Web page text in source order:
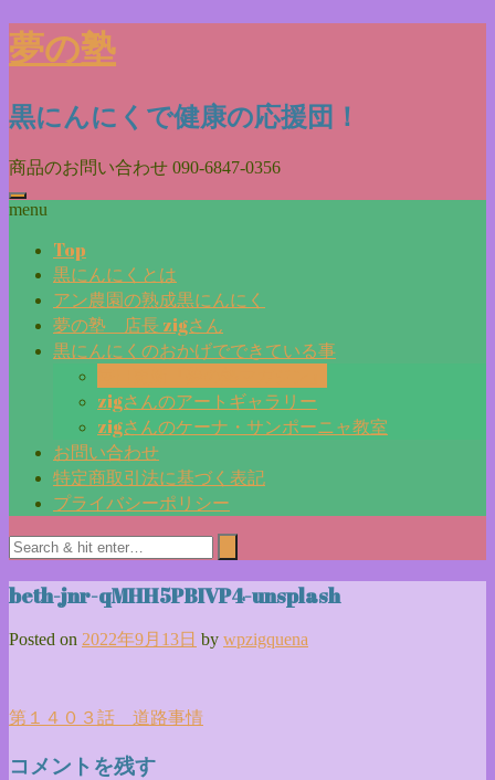
Skip
to
content
夢の塾
黒にんにくで健康の応援団！
商品のお問い合わせ 090-6847-0356
menu
Top
黒にんにくとは
アン農園の熟成黒にんにく
夢の塾 店長 zigさん
黒にんにくのおかげでできている事
zigさんのアートギャラリー
zigさんのケーナ・サンポーニャ教室
お問い合わせ
特定商取引法に基づく表記
プライバシーポリシー
beth-jnr-qMHH5PBIVP4-unsplash
Posted on 2022年9月13日 by wpzigquena
投
稿
第１４０３話 道路事情
コメントを残す